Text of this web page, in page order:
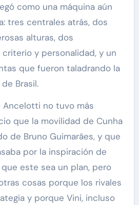
como una máquina aún
tres centrales atrás, dos
alturas, dos
y personalidad, y un
que fueron taladrando la
Brasil.
Ancelotti no tuvo más
que la movilidad de Cunha
de Bruno Guimarães, y que
por la inspiración de
este sea un plan, pero
cosas porque los rivales
y porque Vini, incluso